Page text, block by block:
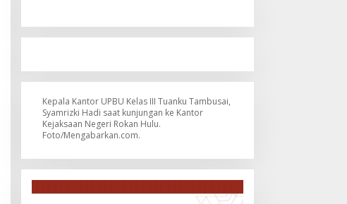
Kepala Kantor UPBU Kelas III Tuanku Tambusai,
Syamrizki Hadi saat kunjungan ke Kantor
Kejaksaan Negeri Rokan Hulu.
Foto/Mengabarkan.com.